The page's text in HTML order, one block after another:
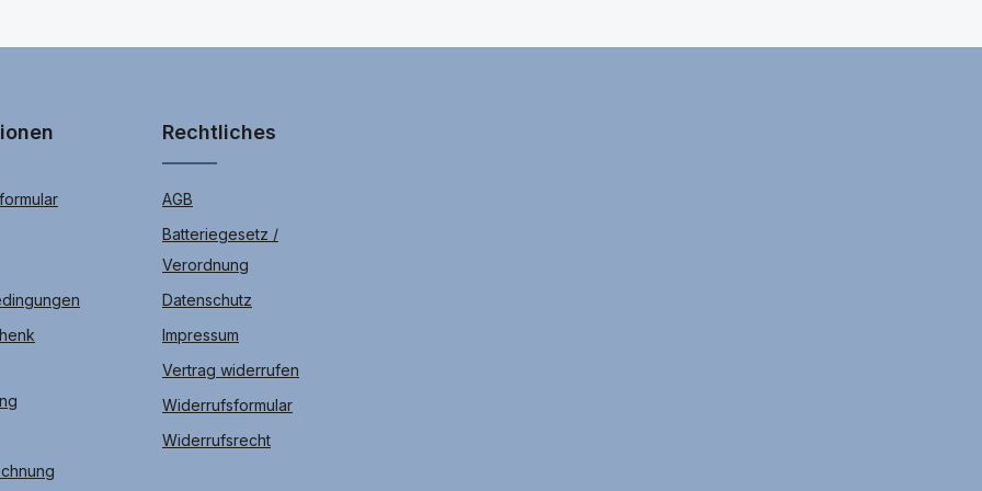
Rechtliches
AGB
Batteriegesetz /
Verordnung
Datenschutz
Impressum
Vertrag widerrufen
Widerrufsformular
Widerrufsrecht